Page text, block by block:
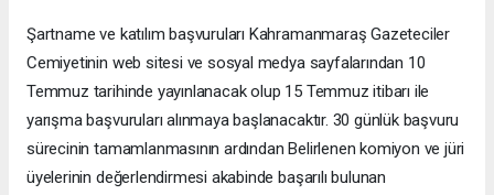
Şartname ve katılım başvuruları Kahramanmaraş Gazeteciler
Cemiyetinin web sitesi ve sosyal medya sayfalarından 10
Temmuz tarihinde yayınlanacak olup 15 Temmuz itibarı ile
yarışma başvuruları alınmaya başlanacaktır. 30 günlük başvuru
sürecinin tamamlanmasının ardından Belirlenen komiyon ve jüri
üyelerinin değerlendirmesi akabinde başarılı bulunan